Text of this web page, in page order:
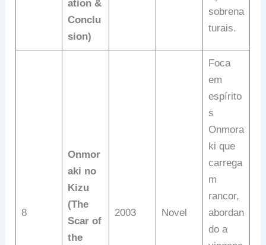
ation &
Conclu
sion)
sobrena
turais.
8
Onmor
aki no
Kizu
(The
Scar of
the
2003 Novel
Foca
em
espírito
s
Onmora
ki que
carrega
m
rancor,
abordan
do a